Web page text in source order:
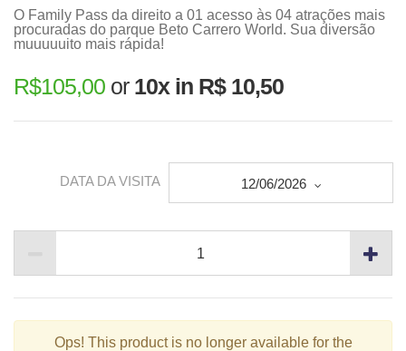
O Family Pass da direito a 01 acesso às 04 atrações mais
procuradas do parque Beto Carrero World. Sua diversão
muuuuuito mais rápida!
R$105,00 or 10x in R$ 10,50
DATA DA VISITA 12/06/2026
Ops! This product is no longer available for the